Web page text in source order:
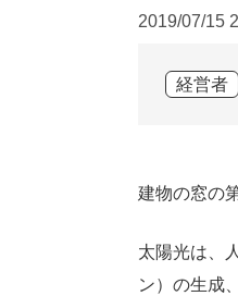
2019/07/15
経営者
建物の窓の
太陽光は、
ン）の生成